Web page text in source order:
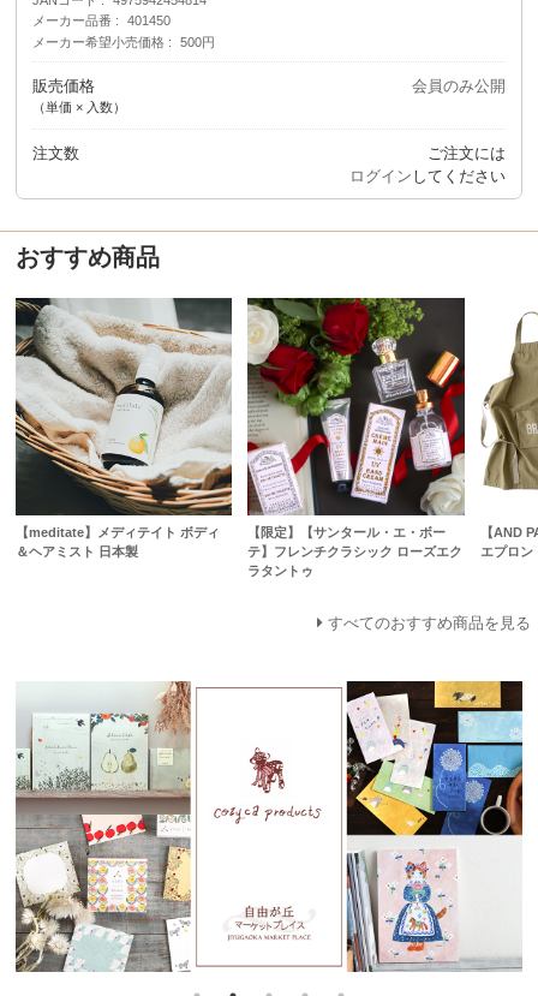
メーカー品番
401450
メーカー希望小売価格
500円
販売価格
（単価 × 入数）
会員のみ公開
注文数
ご注文には
ログイン してください
おすすめ商品
【meditate】メディテイト ボディ
＆ヘアミスト 日本製
【限定】【サンタール・エ・ボー
テ】フレンチクラシック ローズエク
ラタントゥ
【AND
エプロン
すべてのおすすめ商品を見る